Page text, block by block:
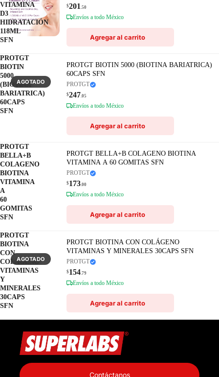
VITAMINA
D3
HIDRATACIÓN
118ML
SFN
$201.50
Envíos a todo México
Agregar al carrito
PROTGT
BIOTIN
5000
(BIOTINA
BARIATRICA)
60CAPS
SFN
AGOTADO
PROTGT BIOTIN 5000 (BIOTINA BARIATRICA)
60CAPS SFN
PROTGT
$247.05
Envíos a todo México
Agregar al carrito
PROTGT
BELLA+B
COLAGENO
BIOTINA
VITAMINA
A
60
GOMITAS
SFN
PROTGT BELLA+B COLAGENO BIOTINA
VITAMINA A 60 GOMITAS SFN
PROTGT
$173.00
Envíos a todo México
Agregar al carrito
PROTGT
BIOTINA
CON
COLÁGENO
VITAMINAS
Y
MINERALES
30CAPS
SFN
AGOTADO
PROTGT BIOTINA CON COLÁGENO
VITAMINAS Y MINERALES 30CAPS SFN
PROTGT
$154.79
Envíos a todo México
Agregar al carrito
Contáctanos
Información de contacto